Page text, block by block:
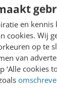
en
cookies. Wij
op te
van
‘Alle cookies
Hartog,
gedaan